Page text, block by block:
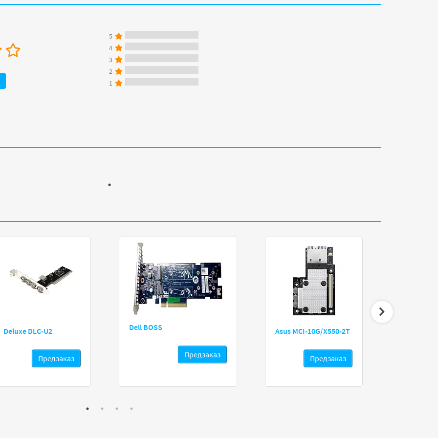
5
4
3
2
1
Deluxe DLC-U2
Предзаказ
Dell BOSS
Предзаказ
Asus MCI-10G/X550-2T
Предзаказ